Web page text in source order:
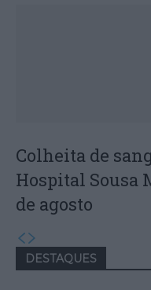
Colheita de
Hospital Sousa
de agosto
DESTAQUES